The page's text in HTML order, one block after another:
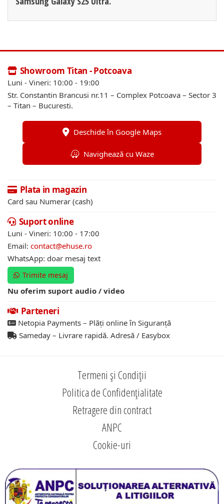
Showroom Titan - Potcoava
Luni - Vineri: 10:00 - 19:00
Str. Constantin Brancusi nr.11 – Complex Potcoava – Sector 3
– Titan – Bucuresti.
Deschide în Google Maps
Navighează cu Waze
Plata in magazin
Card sau Numerar (cash)
Suport online
Luni - Vineri: 10:00 - 17:00
Email: contact@ehuse.ro
WhatsApp: doar mesaj text
Trimite mesaj
Nu oferim suport audio / video
Parteneri
Netopia Payments – Plăți online în Siguranță
Sameday – Livrare rapidă. Adresă / Easybox
Termeni și Condiții
Politica de Confidențialitate
Retragere din contract
ANPC
Cookie-uri